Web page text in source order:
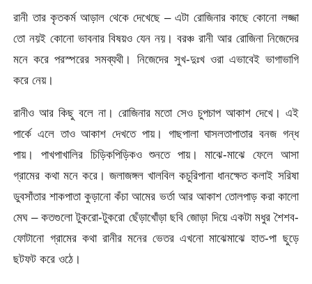
রানী তার কৃতকর্ম আড়াল থেকে দেখেছে – এটা রোজিনার কাছে কোনো লজ্জা
তো নয়ই কোনো ভাবনার বিষয়ও যেন নয়। বরঞ্চ রানী আর রোজিনা নিজেদের
মনে করে পরস্পরের সমব্যথী। নিজেদের সুখ-দুঃখ ওরা এভাবেই ভাগাভাগি
করে নেয়।
রানীও আর কিছু বলে না। রোজিনার মতো সেও চুপচাপ আকাশ দেখে। এই
পার্কে এলে তাও আকাশ দেখতে পায়। গাছপালা ঘাসলতাপাতার বনজ গন্ধ
পায়। পাখপাখালির চিড়িকপিড়িকও শুনতে পায়। মাঝে-মাঝে ফেলে আসা
গ্রামের কথা মনে করে। জলাজঙ্গল খালবিল কচুরিপানা ধানক্ষেত কলাই সরিষা
ডুবসাঁতার শাকপাতা কুড়ানো কঁচা আমের ভর্তা আর আকাশ তোলপাড় করা কালো
মেঘ – কতগুলো টুকরো-টুকরো ছেঁড়াখোঁড়া ছবি জোড়া দিয়ে একটা মধুর শৈশব-
ফোটানো গ্রামের কথা রানীর মনের ভেতর এখনো মাঝেমাঝে হাত-পা ছুড়ে
ছটফট করে ওঠে।